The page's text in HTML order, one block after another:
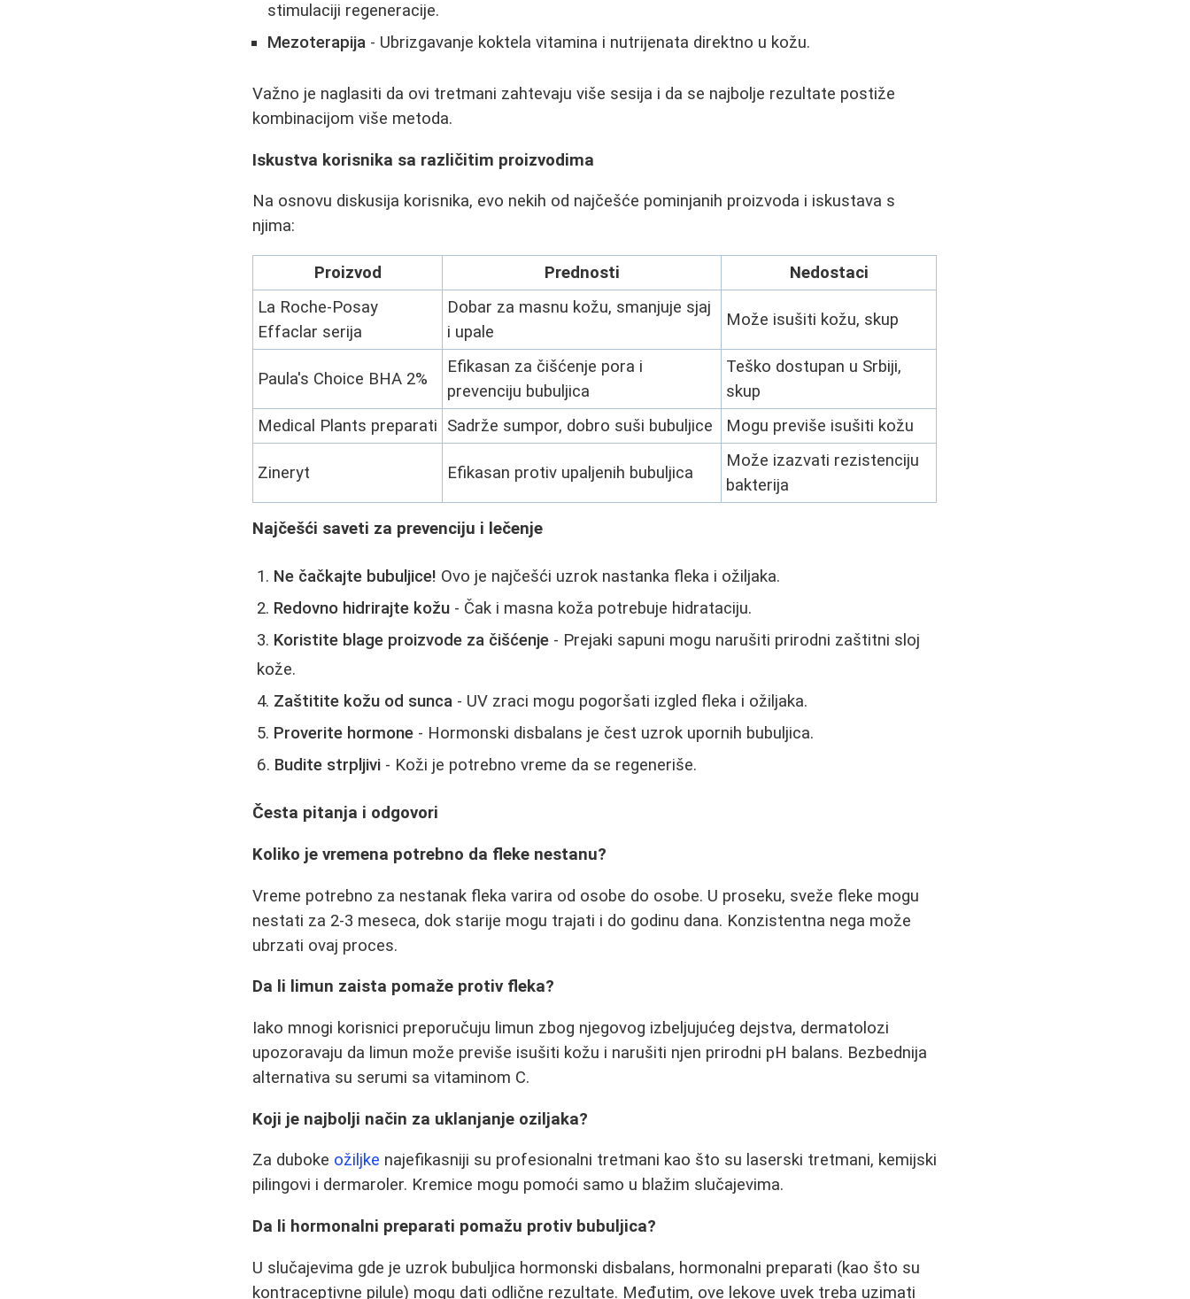
stimulaciji regeneracije.
Mezoterapija - Ubrizgavanje koktela vitamina i nutrijenata direktno u kožu.
Važno je naglasiti da ovi tretmani zahtevaju više sesija i da se najbolje rezultate postiže
kombinacijom više metoda.
Iskustva korisnika sa različitim proizvodima
Na osnovu diskusija korisnika, evo nekih od najčešće pominjanih proizvoda i iskustava s
njima:
Proizvod Prednosti
Nedostaci
La Roche-Posay
Effaclar serija
Dobar za masnu kožu, smanjuje sjaj
i upale
Može isušiti kožu, skup
Paula's Choice BHA 2%
Efikasan za čišćenje pora i
prevenciju bubuljica
Teško dostupan u Srbiji,
skup
Medical Plants preparati Sadrže sumpor, dobro suši bubuljice Mogu previše isušiti kožu
Zineryt Efikasan protiv upaljenih bubuljica
Može izazvati rezistenciju
bakterija
Najčešći saveti za prevenciju i lečenje
Ne čačkajte bubuljice! Ovo je najčešći uzrok nastanka fleka i ožiljaka.
Redovno hidrirajte kožu - Čak i masna koža potrebuje hidrataciju.
Koristite blage proizvode za čišćenje - Prejaki sapuni mogu narušiti prirodni zaštitni sloj
kože.
Zaštitite kožu od sunca - UV zraci mogu pogoršati izgled fleka i ožiljaka.
Proverite hormone - Hormonski disbalans je čest uzrok upornih bubuljica.
Budite strpljivi - Koži je potrebno vreme da se regeneriše.
Česta pitanja i odgovori
Koliko je vremena potrebno da fleke nestanu?
Vreme potrebno za nestanak fleka varira od osobe do osobe. U proseku, sveže fleke mogu
nestati za 2-3 meseca, dok starije mogu trajati i do godinu dana. Konzistentna nega može
ubrzati ovaj proces.
Da li limun zaista pomaže protiv fleka?
Iako mnogi korisnici preporučuju limun zbog njegovog izbeljujućeg dejstva, dermatolozi
upozoravaju da limun može previše isušiti kožu i narušiti njen prirodni pH balans. Bezbednija
alternativa su serumi sa vitaminom C.
Koji je najbolji način za uklanjanje oziljaka?
Za duboke ožiljke najefikasniji su profesionalni tretmani kao što su laserski tretmani, kemijski
pilingovi i dermaroler. Kremice mogu pomoći samo u blažim slučajevima.
Da li hormonalni preparati pomažu protiv bubuljica?
U slučajevima gde je uzrok bubuljica hormonski disbalans, hormonalni preparati (kao što su
kontraceptivne pilule) mogu dati odlične rezultate. Međutim, ove lekove uvek treba uzimati